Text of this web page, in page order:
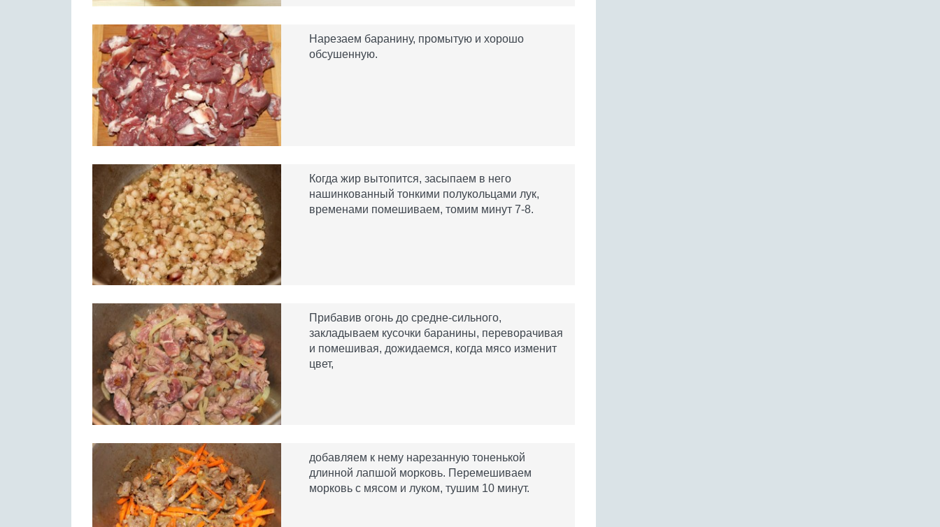
Нарезаем баранину, промытую и хорошо
обсушенную.
Когда жир вытопится, засыпаем в него
нашинкованный тонкими полукольцами лук,
временами помешиваем, томим минут 7-8.
Прибавив огонь до средне-сильного,
закладываем кусочки баранины, переворачивая
и помешивая, дожидаемся, когда мясо изменит
цвет,
добавляем к нему нарезанную тоненькой
длинной лапшой морковь. Перемешиваем
морковь с мясом и луком, тушим 10 минут.